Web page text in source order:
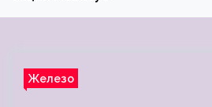
Железо